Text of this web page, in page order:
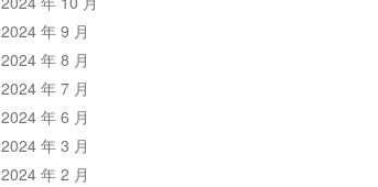
2024 年 9 月
2024 年 8 月
2024 年 7 月
2024 年 6 月
2024 年 3 月
2024 年 2 月